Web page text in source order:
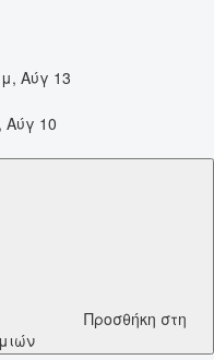
Αύγ 13
10
Προσθήκη στη